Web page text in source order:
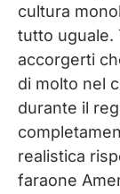
cultura
tutto uguale.
accorgerti
di molto nel
durante il
realistica
faraone